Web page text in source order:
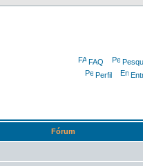
FAQ
Perfil
Fórum